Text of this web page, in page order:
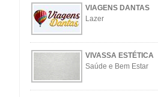
VIAGENS DANTAS
Lazer
VIVASSA ESTÉTICA
Saúde e Bem Estar